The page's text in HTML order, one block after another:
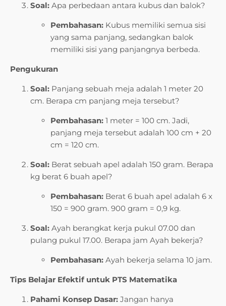
Soal: Apa perbedaan antara kubus dan balok?
Pembahasan: Kubus memiliki semua sisi
yang sama panjang, sedangkan balok
memiliki sisi yang panjangnya berbeda.
Pengukuran
Soal: Panjang sebuah meja adalah 1 meter 20
cm. Berapa cm panjang meja tersebut?
Pembahasan: 1 meter = 100 cm. Jadi,
panjang meja tersebut adalah 100 cm + 20
cm = 120 cm.
Soal: Berat sebuah apel adalah 150 gram. Berapa
kg berat 6 buah apel?
Pembahasan: Berat 6 buah apel adalah 6 x
150 = 900 gram. 900 gram = 0,9 kg.
Soal: Ayah berangkat kerja pukul 07.00 dan
pulang pukul 17.00. Berapa jam Ayah bekerja?
Pembahasan: Ayah bekerja selama 10 jam.
Tips Belajar Efektif untuk PTS Matematika
Pahami Konsep Dasar: Jangan hanya